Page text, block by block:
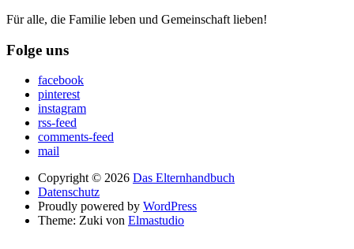
Für alle, die Familie leben und Gemeinschaft lieben!
Folge uns
facebook
pinterest
instagram
rss-feed
comments-feed
mail
Copyright © 2026 Das Elternhandbuch
Datenschutz
Proudly powered by WordPress
Theme: Zuki von Elmastudio